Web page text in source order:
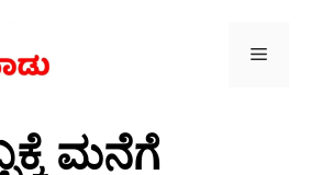
ಮನೆಗೆ